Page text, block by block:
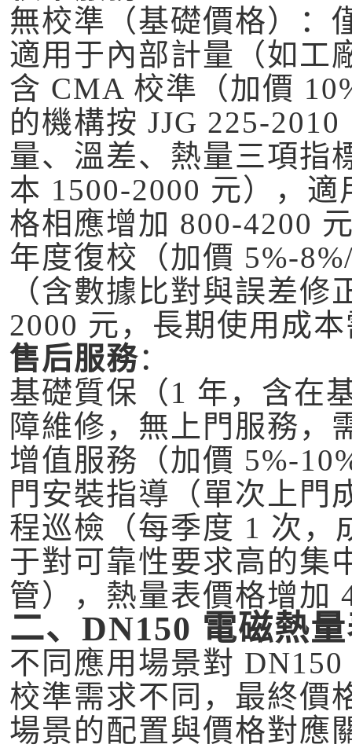
無校準（基礎價格）：
適用于內部計量（如工
含 CMA 校準（加價
的機構按 JJG 225-
量、溫差、熱量三項指
本 1500-2000 元），
格相應增加 800-4200
年度復校（加價 5%-
（含數據比對與誤差
2000 元，長期使用成
售后服務：
基礎質保（1 年，含在
障維修，無上門服務，
增值服務（加價 5%-
門安裝指導（單次上門
程巡檢（每季度 1 次，
于對可靠性要求高的集
管），熱量表價格增加
二、DN150 電磁熱
不同應用場景對
校準需求不同，最終價
場景的配置與價格對應